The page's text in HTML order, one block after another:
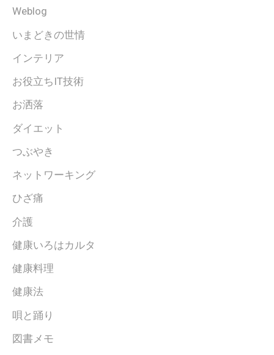
Weblog
いまどきの世情
インテリア
お役立ちIT技術
お洒落
ダイエット
つぶやき
ネットワーキング
ひざ痛
介護
健康いろはカルタ
健康料理
健康法
唄と踊り
図書メモ